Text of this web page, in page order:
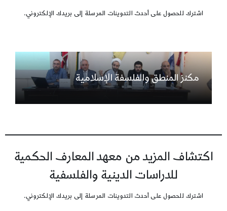
اشترك للحصول على أحدث التدوينات المرسلة إلى بريدك الإلكتروني.
مكنز المنطق والفلسفة الإسلامية
اكتشاف المزيد من معهد المعارف الحكمية
للدراسات الدينية والفلسفية
اشترك للحصول على أحدث التدوينات المرسلة إلى بريدك الإلكتروني.